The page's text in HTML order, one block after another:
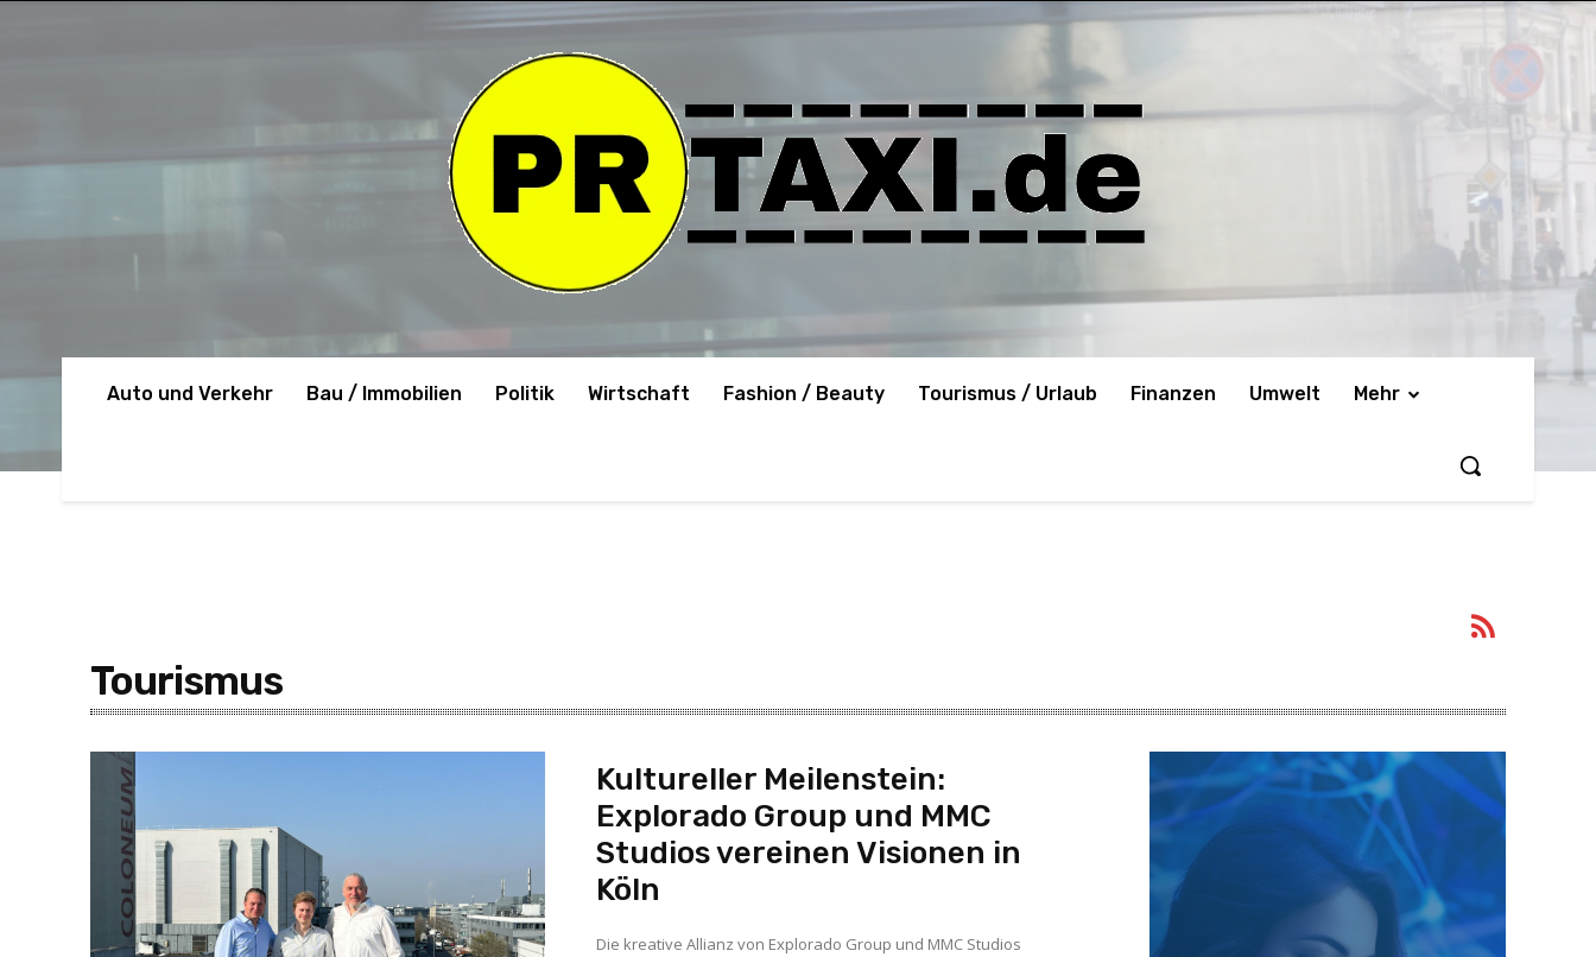
Auto und Verkehr Bau / Immobilien Politik Wirtschaft Fashion / Beauty Tourismus / Urlaub Finanzen Umwelt Mehr
Tourismus
Kultureller Meilenstein:
Explorado Group und MMC
Studios vereinen Visionen in
Köln
Die kreative Allianz von Explorado Group und MMC Studios